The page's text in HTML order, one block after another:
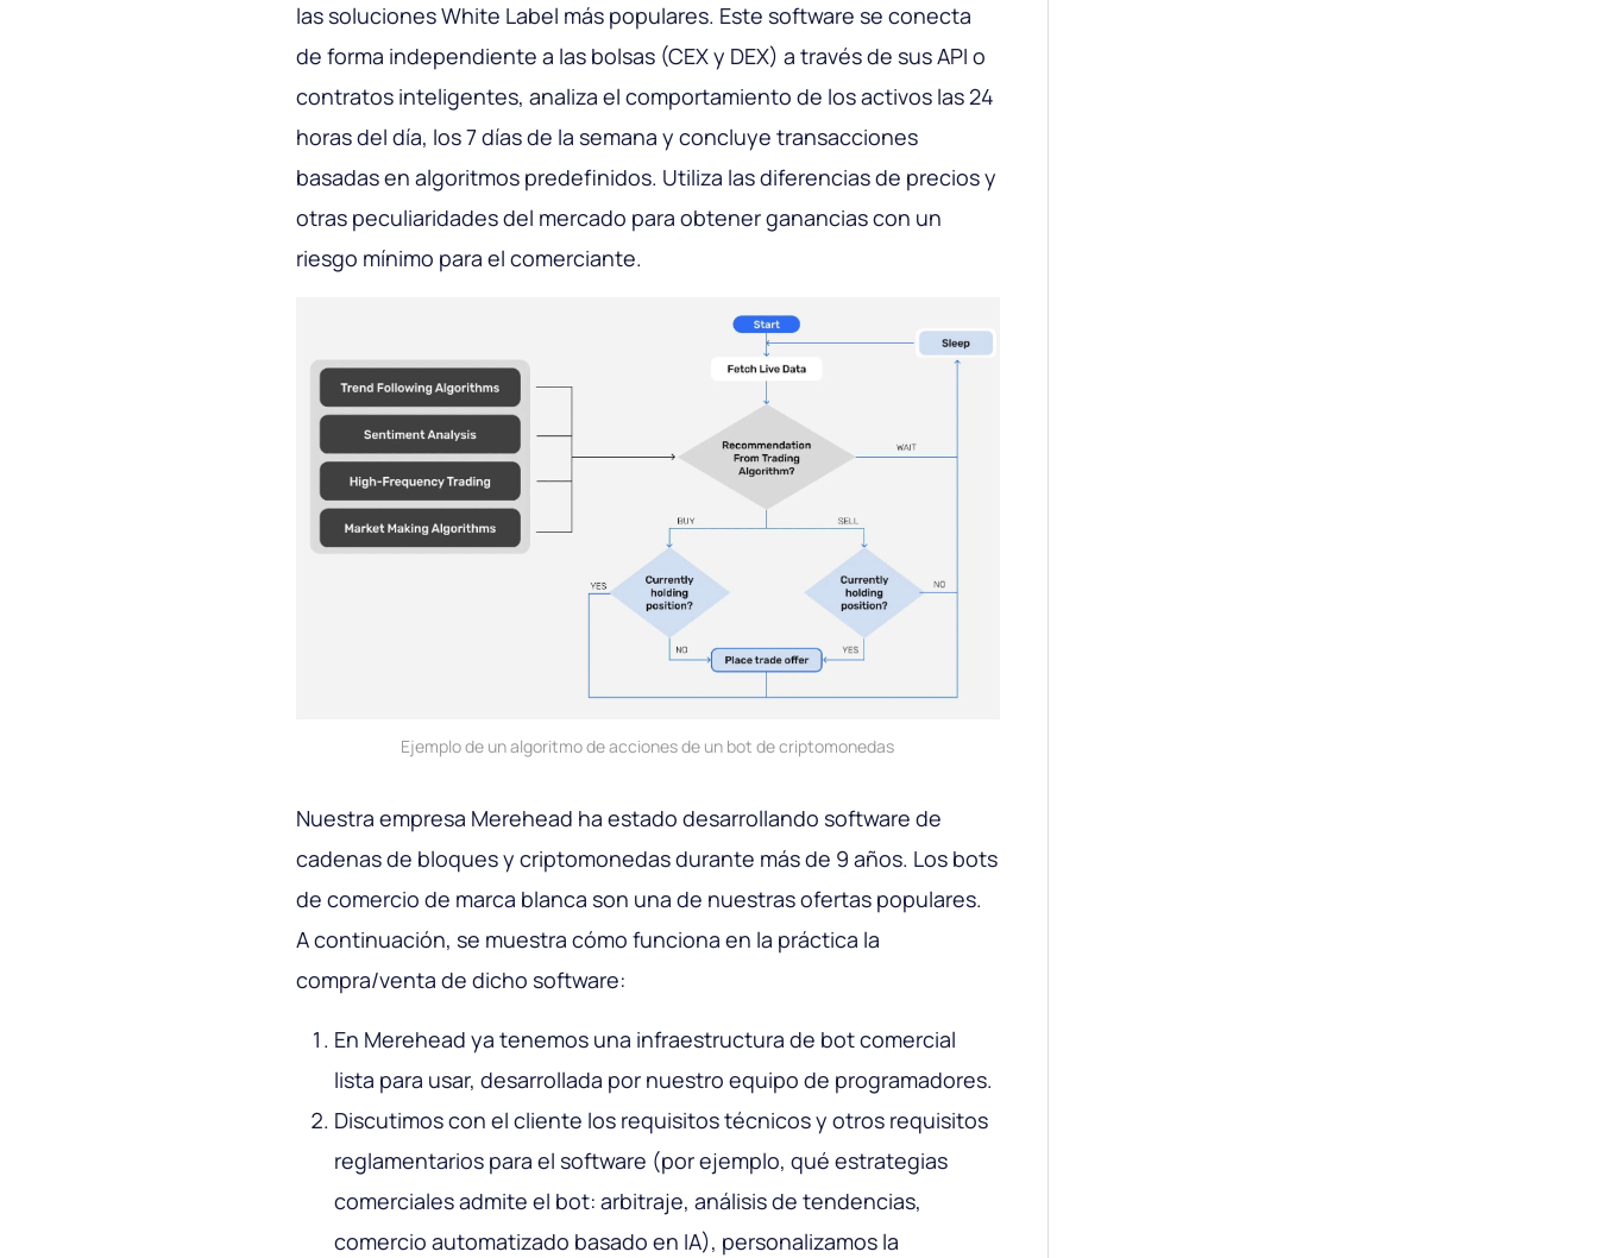
las soluciones White Label más populares. Este software se conecta
de forma independiente a las bolsas (CEX y DEX) a través de sus API o
contratos inteligentes, analiza el comportamiento de los activos las 24
horas del día, los 7 días de la semana y concluye transacciones
basadas en algoritmos predefinidos. Utiliza las diferencias de precios y
otras peculiaridades del mercado para obtener ganancias con un
riesgo mínimo para el comerciante.
Ejemplo de un algoritmo de acciones de un bot de criptomonedas
Nuestra empresa Merehead ha estado desarrollando software de
cadenas de bloques y criptomonedas durante más de 9 años. Los bots
de comercio de marca blanca son una de nuestras ofertas populares.
A continuación, se muestra cómo funciona en la práctica la
compra/venta de dicho software:
En Merehead ya tenemos una infraestructura de bot comercial
lista para usar, desarrollada por nuestro equipo de programadores.
Discutimos con el cliente los requisitos técnicos y otros requisitos
reglamentarios para el software (por ejemplo, qué estrategias
comerciales admite el bot: arbitraje, análisis de tendencias,
comercio automatizado basado en IA), personalizamos la